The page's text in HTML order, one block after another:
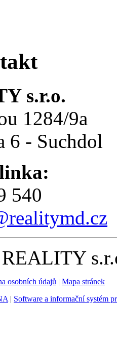
s.r.o.
1284/9a
6 - Suchdol
540
osobních údajů | Mapa stránek
| Software a informační systém